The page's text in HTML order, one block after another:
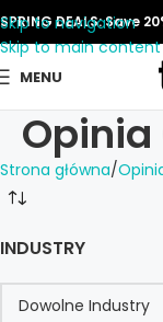
Skip to navigation
Skip to main content
SPRING DEALS: Save
MENU
Opinia
Strona główna
INDUSTRY